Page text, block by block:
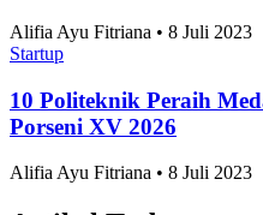
Alifia Ayu Fitriana • 8 Juli 2023
Startup
10 Politeknik Peraih
Porseni XV 2026
Alifia Ayu Fitriana • 8 Juli 2023